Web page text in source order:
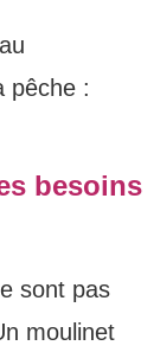
pêche :
besoins
sont pas
moulinet